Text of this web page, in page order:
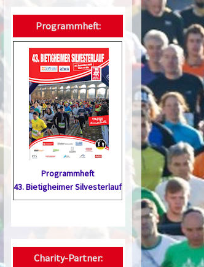
Programmheft:
Programmheft
43. Bietig­heimer Silvester­lauf
Charity-Partner: